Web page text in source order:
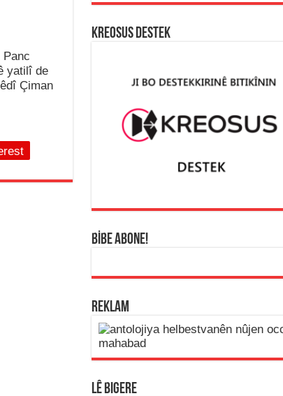
Panc
yatilî de
Çiman
KREOSUS DESTEK
BİBE ABONE!
REKLAM
LÊ BIGERE